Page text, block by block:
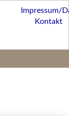
Impressum/
Kontakt